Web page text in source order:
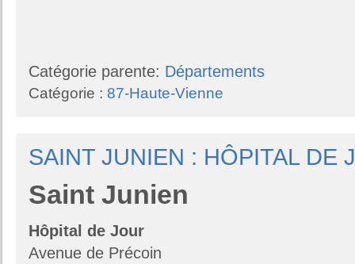
Catégorie parente: Départements
Catégorie : 87-Haute-Vienne
SAINT JUNIEN : HÔPITAL DE
Saint Junien
Hôpital de Jour
Avenue de Précoin